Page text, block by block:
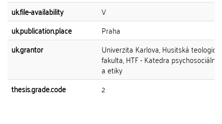
uk.file-availability
V
uk.publication.place
Praha
uk.grantor
Univerzita Karlova, Husitská
fakulta, HTF - Katedra
a etiky
thesis.grade.code
2